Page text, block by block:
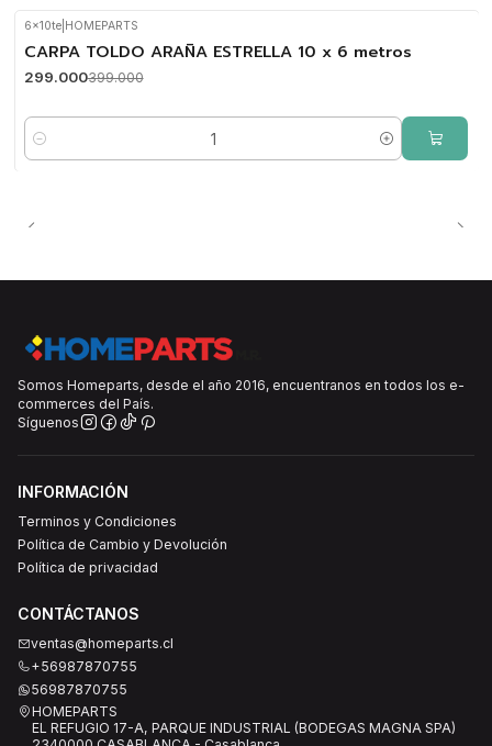
-25%
OFF
6x10te| HOMEPARTS
CARPA TOLDO ARAÑA ESTRELLA 10 x 6 metros
299.000399.000
Cantidad
Somos Homeparts, desde el año 2016, encuentranos en todos los e-
commerces del País.
Síguenos
INFORMACIÓN
Terminos y Condiciones
Política de Cambio y Devolución
Política de privacidad
CONTÁCTANOS
ventas@homeparts.cl
+56987870755
56987870755
HOMEPARTS
EL REFUGIO 17-A, PARQUE INDUSTRIAL (BODEGAS MAGNA SPA)